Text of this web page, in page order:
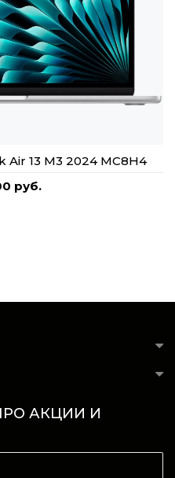
13 M3 2024 MC8H4
руб.
АКЦИИ И